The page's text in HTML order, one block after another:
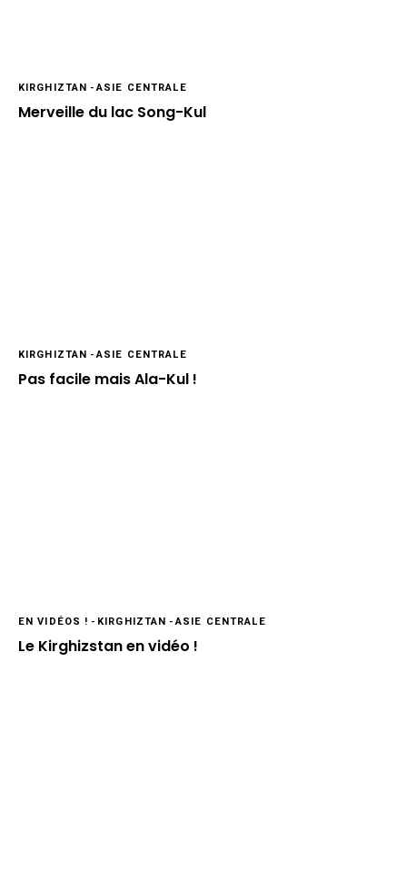
KIRGHIZTAN -ASIE CENTRALE
Merveille du lac Song-Kul
KIRGHIZTAN -ASIE CENTRALE
Pas facile mais Ala-Kul !
EN VIDÉOS ! - KIRGHIZTAN -ASIE CENTRALE
Le Kirghizstan en vidéo !